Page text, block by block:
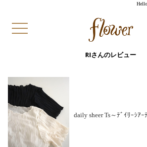
RIさんのレビュー
daily sheer Ts～ﾃﾞｲﾘｰｼｱｰ